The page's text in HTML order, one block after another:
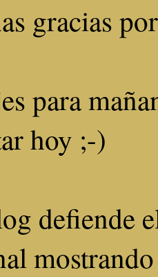
gracias
para
hoy ;-)
defiende